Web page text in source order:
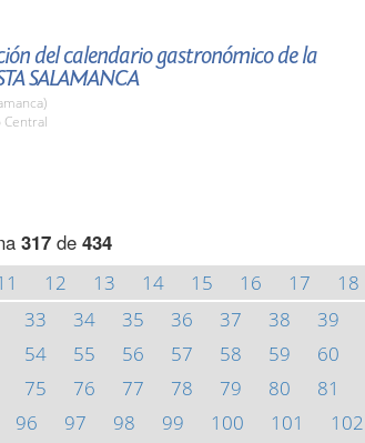
del calendario gastronómico de la
SALAMANCA
Central
317de 434
12 13 14 15 16 17 18
33 34 35 36 37 38 39
54 55 56 57 58 59 60
75 76 77 78 79 80 81
96 97 98 99 100 101 102